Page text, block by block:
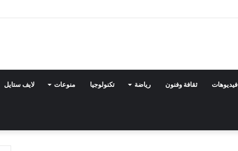
فيديوهات ثقافة وفنون رياضة تكنولوجيا منوعات لايف ستايل